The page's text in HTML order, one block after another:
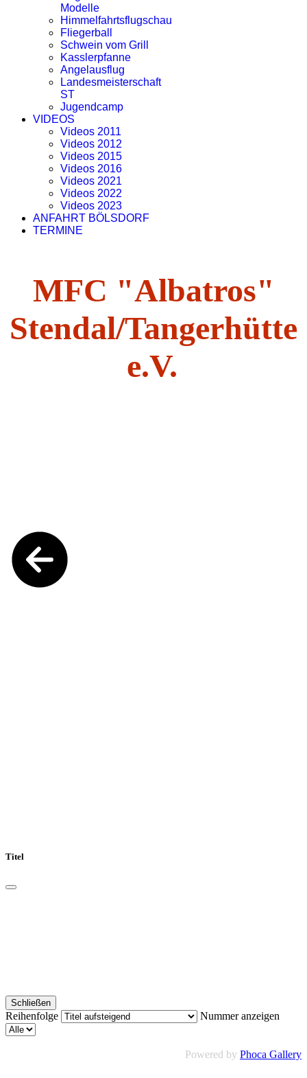
Modelle
Himmelfahrtsflugschau
Fliegerball
Schwein vom Grill
Kasslerpfanne
Angelausflug
Landesmeisterschaft
ST
Jugendcamp
VIDEOS
Videos 2011
Videos 2012
Videos 2015
Videos 2016
Videos 2021
Videos 2022
Videos 2023
ANFAHRT BÖLSDORF
TERMINE
MFC "Albatros"
Stendal/Tangerhütte
e.V.
Titel
Schließen
Reihenfolge Nummer anzeigen
Powered by Phoca Gallery